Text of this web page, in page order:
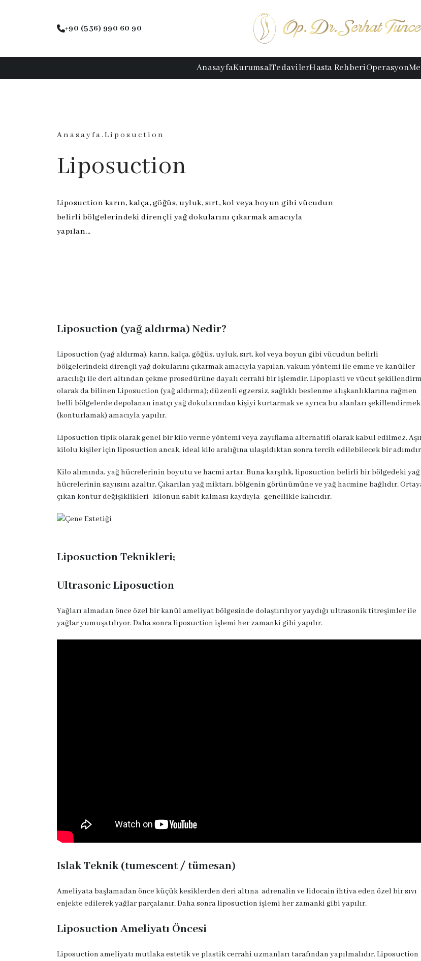
+90 (536) 990 60 90
AnasayfaKurumsalTedavilerHasta RehberiOperasyon
Anasayfa .Liposuction
Liposuction
Liposuction karın, kalça, göğüs, uyluk, sırt, kol veya boyun gibi vücudun
belirli bölgelerindeki dirençli yağ dokularını çıkarmak amacıyla
yapılan...
Liposuction (yağ aldırma) Nedir?
Liposuction (yağ aldırma), karın, kalça, göğüs, uyluk, sırt, kol veya boyun gibi vücudun belirli
bölgelerindeki dirençli yağ dokularını çıkarmak amacıyla yapılan, vakum yöntemi ile emme ve kanüller
aracılığı ile deri altından çekme prosedürüne dayalı cerrahi bir işlemdir. Lipoplasti ve vücut
olarak da bilinen Liposuction (yağ aldırma); düzenli egzersiz, sağlıklı beslenme alışkanlıklarına rağmen
belli bölgelerde depolanan inatçı yağ dokularından kişiyi kurtarmak ve ayrıca bu alanları şekillendirmek
(konturlamak) amacıyla yapılır.
Liposuction tipik olarak genel bir kilo verme yöntemi veya zayıflama alternatifi olarak kabul edilmez.
kilolu kişiler için liposuction ancak, ideal kilo aralığına ulaşıldıktan sonra tercih edilebilecek bir
Kilo alımında, yağ hücrelerinin boyutu ve hacmi artar. Buna karşılık, liposuction belirli bir bölgedeki yağ
hücrelerinin sayısını azaltır. Çıkarılan yağ miktarı, bölgenin görünümüne ve yağ hacmine bağlıdır.
çıkan kontur değişiklikleri -kilonun sabit kalması kaydıyla- genellikle kalıcıdır.
Liposuction Teknikleri;
Ultrasonic Liposuction
Yağları almadan önce özel bir kanül ameliyat bölgesinde dolaştırılıyor yaydığı ultrasonik titreşimler ile
yağlar yumuşatılıyor. Daha sonra liposuction işlemi her zamanki gibi yapılır.
Islak Teknik (tumescent / tümesan)
Ameliyata başlamadan önce küçük kesiklerden deri altına adrenalin ve lidocain ihtiva eden özel bir sıvı
enjekte edilerek yağlar parçalanır. Daha sonra liposuction işlemi her zamanki gibi yapılır.
Liposuction Ameliyatı Öncesi
Liposuction ameliyatı mutlaka estetik ve plastik cerrahi uzmanları tarafından yapılmalıdır. Liposuction